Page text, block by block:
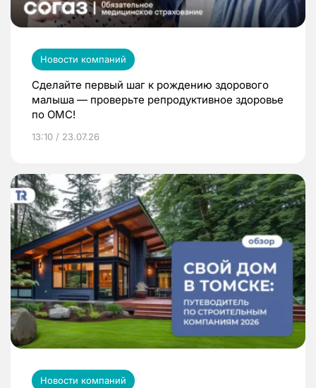
Новости компаний
Сделайте первый шаг к рождению здорового
малыша — проверьте репродуктивное здоровье
по ОМС!
13:10 / 23.07.26
Новости компаний